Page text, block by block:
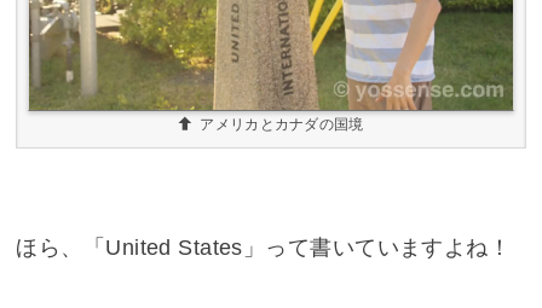
アメリカとカナダの国境
ほら、「United States」って書いていますよね！